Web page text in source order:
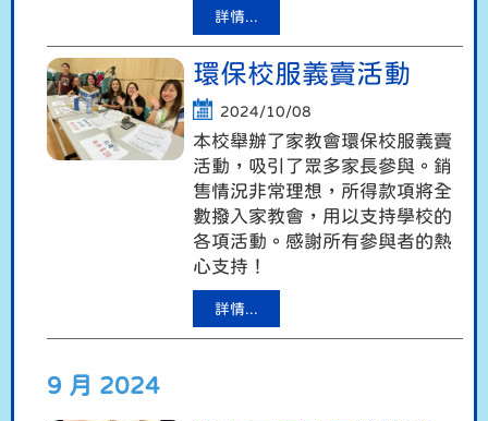
詳情...
環保校服義賣活動
2024/10/08
本校舉辦了家教會環保校服義賣
活動，吸引了眾多家長參與。銷
售情況非常理想，所得款項將全
數撥入家教會，用以支持學校的
各項活動。感謝所有參與者的熱
心支持！
詳情...
9 月 2024